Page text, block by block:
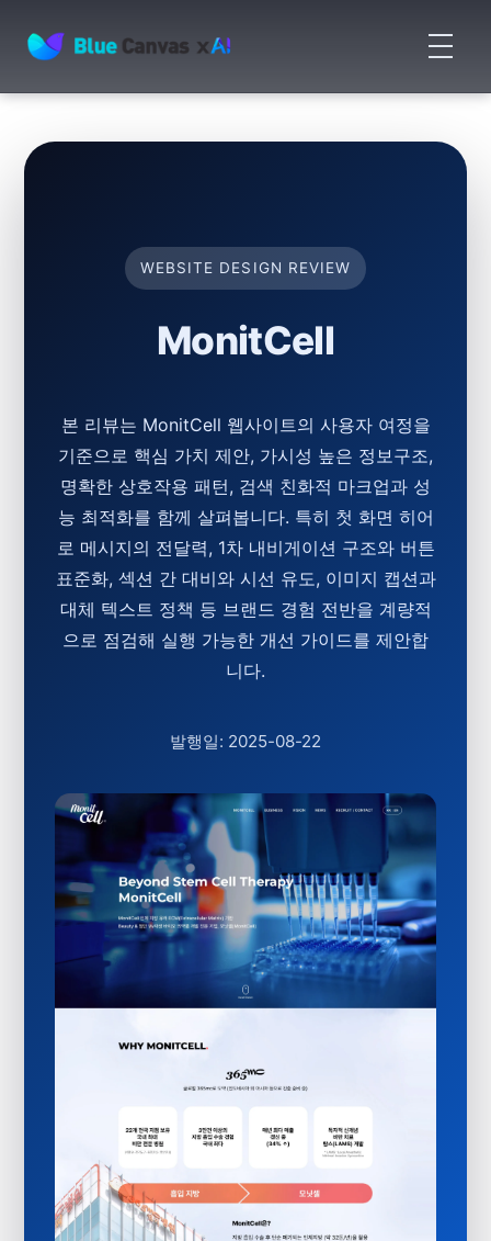
BLUECANVAS
메
뉴
기
WEBSITE DESIGN REVIEW
MonitCell
본 리뷰는 MonitCell 웹사이트의 사용자 여정을
기준으로 핵심 가치 제안, 가시성 높은 정보구조,
명확한 상호작용 패턴, 검색 친화적 마크업과 성
능 최적화를 함께 살펴봅니다. 특히 첫 화면 히어
로 메시지의 전달력, 1차 내비게이션 구조와 버튼
표준화, 섹션 간 대비와 시선 유도, 이미지 캡션과
대체 텍스트 정책 등 브랜드 경험 전반을 계량적
으로 점검해 실행 가능한 개선 가이드를 제안합
니다.
발행일: 2025-08-22